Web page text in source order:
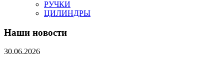
РУЧКИ
ЦИЛИНДРЫ
Наши новости
30.06.2026